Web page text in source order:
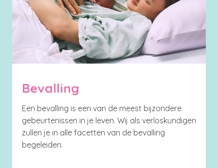
Bevalling
Een bevalling is een van de meest bijzondere
gebeurtenissen in je leven. Wij als verloskundigen
zullen je in alle facetten van de bevalling
begeleiden.